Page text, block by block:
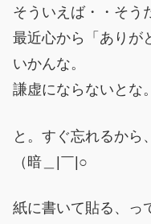
そういえば・・そう
最近心から「ありが
いかんな。
謙虚にならないとな。
と。すぐ忘れるから
（暗＿|￣|○
紙に書いて貼る、っ